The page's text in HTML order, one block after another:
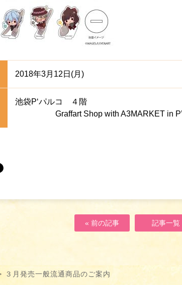
2018年3月12日(月)
池袋P‘パルコ ４階
Graffart Shop with A3MARKET in
« 前の記事 記事一覧
３月発売一般流通商品のご案内